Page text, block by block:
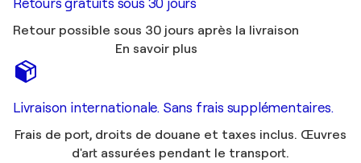
Retours gratuits sous 30 jours
Retour possible sous 30 jours après la livraison
En savoir plus
Livraison internationale. Sans frais supplémentaires.
Frais de port, droits de douane et taxes inclus. Œuvres
d'art assurées pendant le transport.